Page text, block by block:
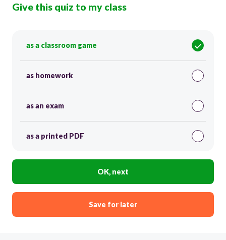
Give this quiz to my class
as a classroom game
as homework
as an exam
as a printed PDF
OK, next
Save for later